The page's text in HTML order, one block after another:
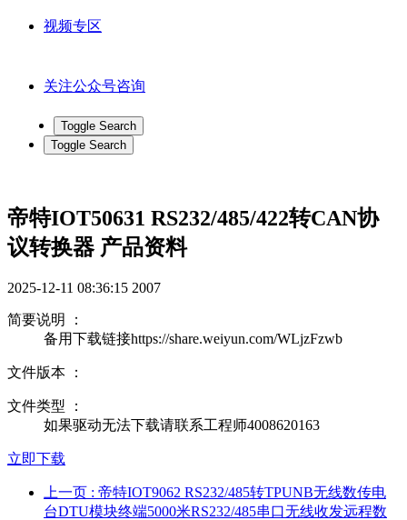
视频专区
关注公众号咨询
Toggle Search
Toggle Search
帝特IOT50631 RS232/485/422转CAN协
议转换器 产品资料
2025-12-11 08:36:15 2007
简要说明 ：
备用下载链接https://share.weiyun.com/WLjzFzwb
文件版本 ：
文件类型 ：
如果驱动无法下载请联系工程师4008620163
立即下载
上一页 : 帝特IOT9062 RS232/485转TPUNB无线数传电
台DTU模块终端5000米RS232/485串口无线收发远程数